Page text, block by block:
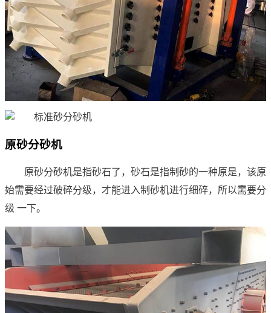
原砂分砂机
原砂分砂机是指砂石了，砂石是指制砂的一种原是，该原
始需要经过破碎分级，才能进入制砂机进行细碎，所以需要分
级 一下。